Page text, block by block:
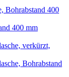
Bohrabstand 400
400 mm
verkürzt,
Bohrabstand